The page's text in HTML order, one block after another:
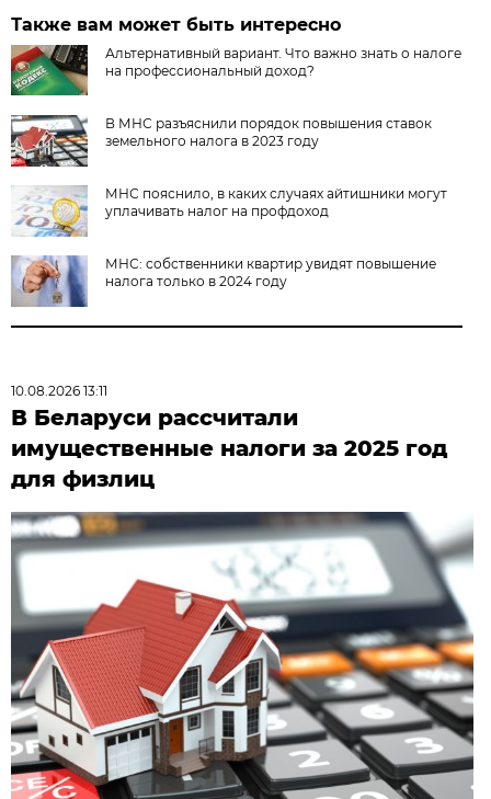
Также вам может быть интересно
Альтернативный вариант. Что важно знать о налоге
на профессиональный доход?
В МНС разъяснили порядок повышения ставок
земельного налога в 2023 году
МНС пояснило, в каких случаях айтишники могут
уплачивать налог на профдоход
МНС: собственники квартир увидят повышение
налога только в 2024 году
10.08.2026 13:11
В Беларуси рассчитали
имущественные налоги за 2025 год
для физлиц